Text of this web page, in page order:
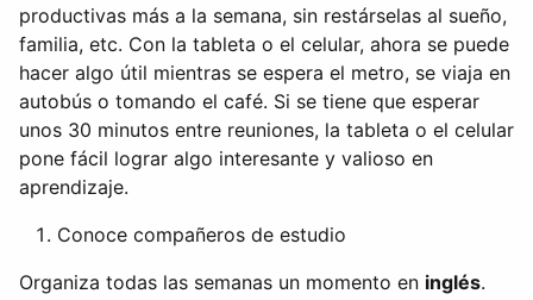
productivas más a la semana, sin restárselas al sueño,
familia, etc. Con la tableta o el celular, ahora se puede
hacer algo útil mientras se espera el metro, se viaja en
autobús o tomando el café. Si se tiene que esperar
unos 30 minutos entre reuniones, la tableta o el celular
pone fácil lograr algo interesante y valioso en
aprendizaje.
Conoce compañeros de estudio
Organiza todas las semanas un momento en inglés.